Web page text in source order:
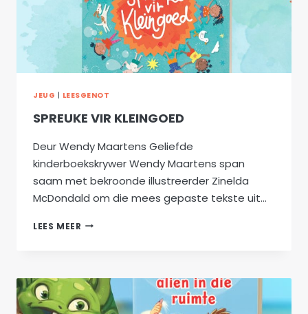
JEUG | LEESGENOT
SPREUKE VIR KLEINGOED
Deur Wendy Maartens Geliefde
kinderboekskrywer Wendy Maartens span
saam met bekroonde illustreerder Zinelda
McDondald om die mees gepaste tekste uit…
LEES MEER SPREUKE